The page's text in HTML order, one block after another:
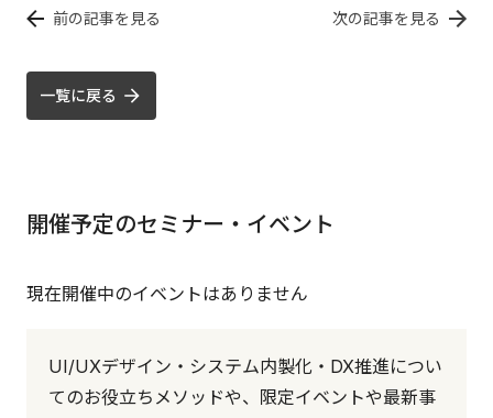
前の記事を見る 次の記事を見る
一覧に戻る
開催予定のセミナー・イベント
現在開催中のイベントはありません
UI/UXデザイン・システム内製化・DX推進につい
てのお役立ちメソッドや、限定イベントや最新事